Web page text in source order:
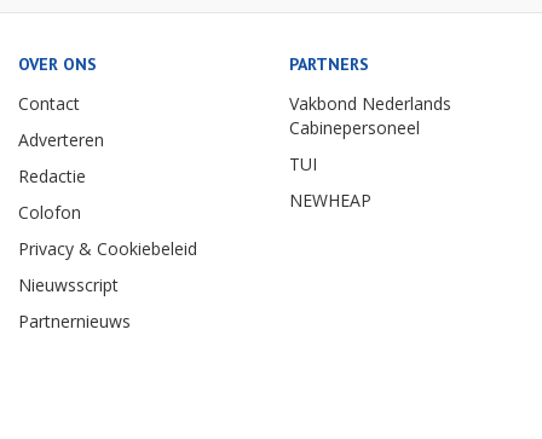
OVER ONS
Contact
Adverteren
Redactie
Colofon
Privacy & Cookiebeleid
Nieuwsscript
Partnernieuws
PARTNERS
Vakbond Nederlands
Cabinepersoneel
TUI
NEWHEAP